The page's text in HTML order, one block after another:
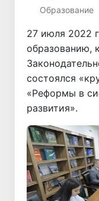
Образование
27 июля 2022
образованию,
состоялся
«Реформы в
развития».